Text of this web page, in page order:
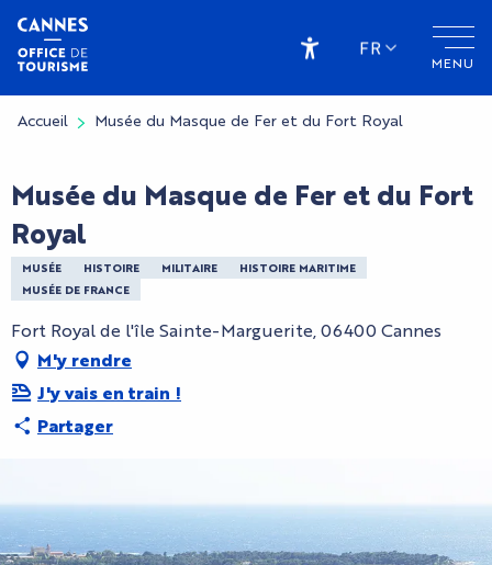
Aller
contenu
principal
MENU
Accessibilité
FR
Accueil Musée du Masque de Fer et du Fort Royal
Musée du Masque de Fer et du Fort
Royal
MUSÉE HISTOIRE MILITAIRE
HISTOIRE MARITIME
MUSÉE DE FRANCE
Fort Royal de l'île Sainte-Marguerite, 06400 Cannes
M'y rendre
J'y vais en train !
Partager